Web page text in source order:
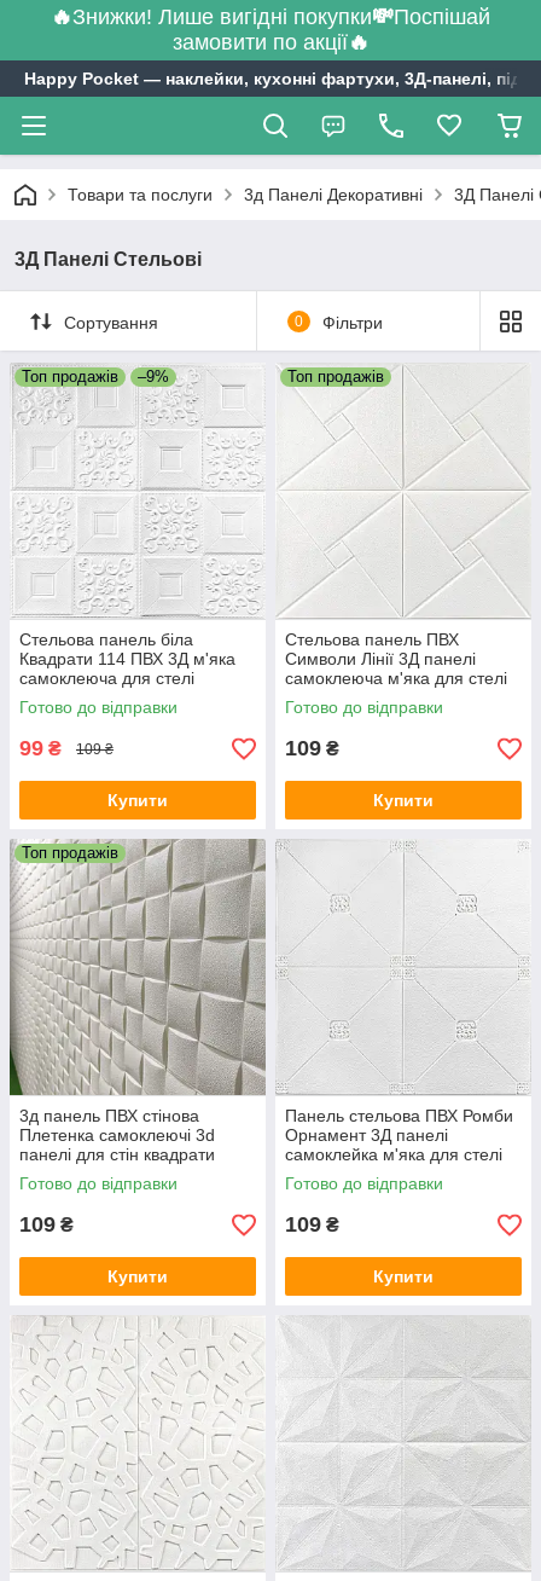
🔥Знижки! Лише вигідні покупки💸Поспішай
замовити по акції🔥
Happy Pocket ― наклейки, кухонні фартухи, 3Д-панелі,
Товари та послуги 3д Панелі Декоративні 3Д Панелі
3Д Панелі Стельові
Сортування 0 Фільтри
Топ продажів –9%
Стельова панель біла
Квадрати 114 ПВХ 3Д м'яка
самоклеюча для стелі
700*700*5,5 мм (114) SW-
00000006
Готово до відправки
99 ₴ 109 ₴
Купити
Топ продажів
Стельова панель ПВХ
Символи Лінії 3Д панелі
самоклеюча м'яка для стелі
плитка 670*680*5мм (173)
SW-00000182
Готово до відправки
109 ₴
Купити
Топ продажів
3д панель ПВХ стінова
Плетенка самоклеючі 3d
панелі для стін квадрати
текстура 700x700x5мм (176)
SW-00000189
Готово до відправки
109 ₴
Купити
Панель стельова ПВХ Ромби
Орнамент 3Д панелі
самоклейка м'яка для стелі
плитка 700*700*5мм (164)
SW-00000181
Готово до відправки
109 ₴
Купити